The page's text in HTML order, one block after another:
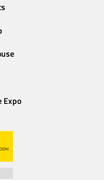
Expo